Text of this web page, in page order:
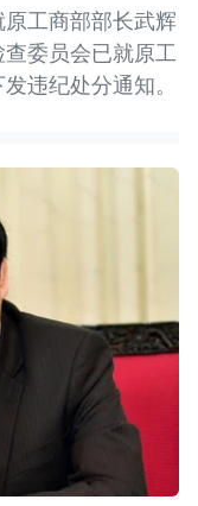
工商部部长武辉
委员会已就原工
违纪处分通知。